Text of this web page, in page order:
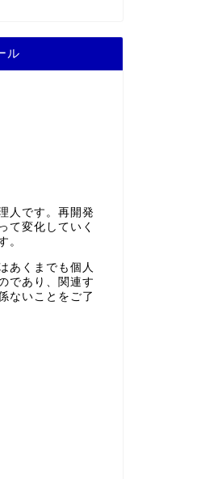
ル
人です。再開発
て変化していく
。
あくまでも個人
であり、関連す
ないことをご了